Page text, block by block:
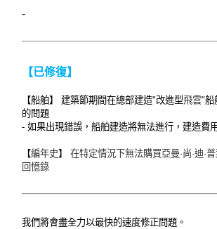
-
【已修復】
【船舶】 建築節期間在總部建造"改進型飛雲"船
的問題
- 如果出現錯誤，船舶建造將無法進行，建造費
【編年史】
在特定情況下無法購買亞曼·尚·迪·
回憶錄
我們將會盡全力以最快的速度修正問題。